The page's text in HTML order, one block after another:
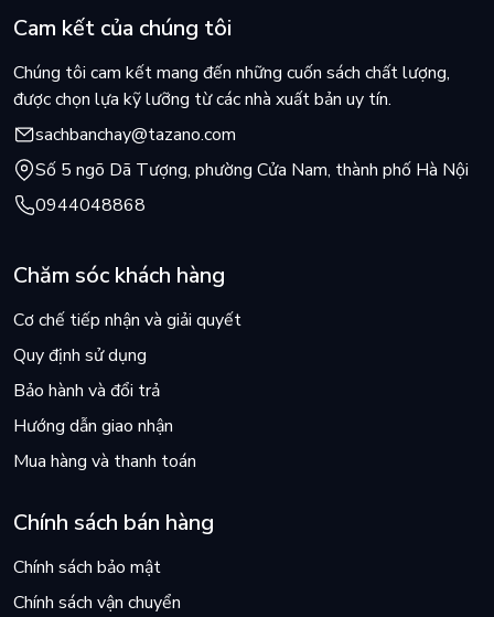
Cam kết của chúng tôi
Chúng tôi cam kết mang đến những cuốn sách chất lượng,
được chọn lựa kỹ lưỡng từ các nhà xuất bản uy tín.
sachbanchay@tazano.com
Số 5 ngõ Dã Tượng, phường Cửa Nam, thành phố Hà Nội
0944048868
Chăm sóc khách hàng
Cơ chế tiếp nhận và giải quyết
Quy định sử dụng
Bảo hành và đổi trả
Hướng dẫn giao nhận
Mua hàng và thanh toán
Chính sách bán hàng
Chính sách bảo mật
Chính sách vận chuyển